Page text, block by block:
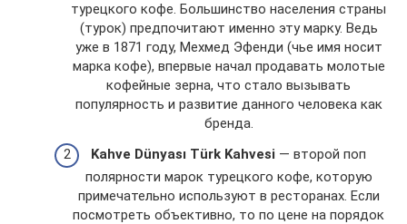
турецкого кофе. Большинство населения страны
(турок) предпочитают именно эту марку. Ведь
уже в 1871 году, Мехмед Эфенди (чье имя носит
марка кофе), впервые начал продавать молотые
кофейные зерна, что стало вызывать
популярность и развитие данного человека как
бренда.
Kahve Dünyası Türk Kahvesi — второй поп
полярности марок турецкого кофе, которую
примечательно используют в ресторанах. Если
посмотреть объективно, то по цене на порядок